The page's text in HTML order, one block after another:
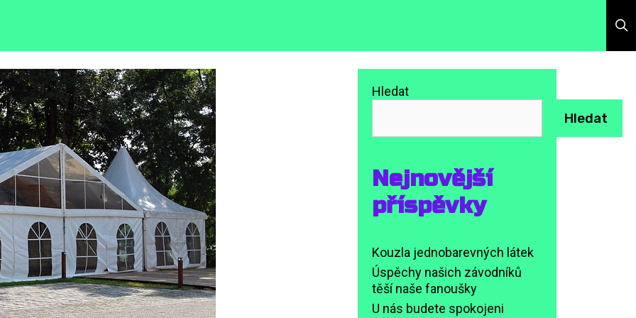
Hledat
Hledat
Nejnovější
příspěvky
Kouzla jednobarevných látek
Úspěchy našich závodníků
těší naše fanoušky
U nás budete spokojeni